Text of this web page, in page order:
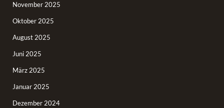
November 2025
Oktober 2025
August 2025
Juni 2025
März 2025
Januar 2025
Dezember 2024